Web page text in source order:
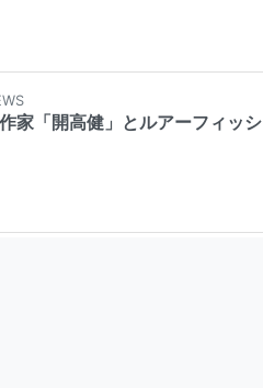
作家「開高健」とルアーフィッ